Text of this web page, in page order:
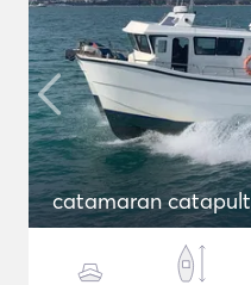
catamaran catapult